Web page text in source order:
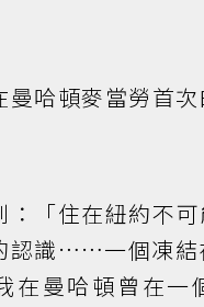
曼哈頓麥當勞首
：「住在紐約不
認識……一個凍結
在曼哈頓曾在一